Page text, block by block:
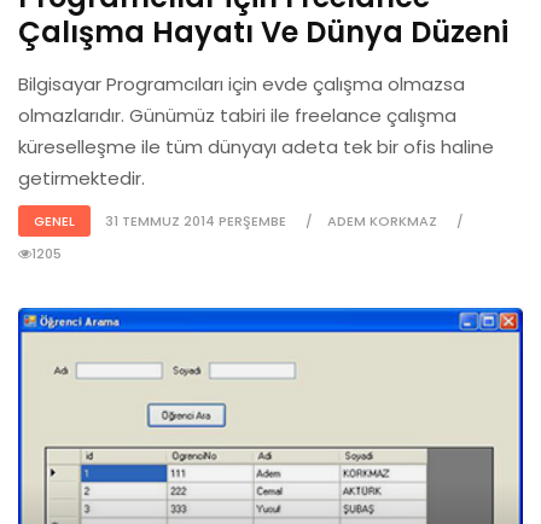
Çalışma Hayatı Ve Dünya Düzeni
Bilgisayar Programcıları için evde çalışma olmazsa
olmazlarıdır. Günümüz tabiri ile freelance çalışma
küreselleşme ile tüm dünyayı adeta tek bir ofis haline
getirmektedir.
GENEL 31 TEMMUZ 2014 PERŞEMBE
ADEM KORKMAZ
1205